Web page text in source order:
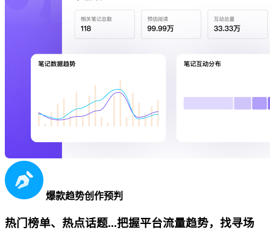
爆款趋势创作预判
热门榜单、热点话题...把握平台流量趋势，找寻场